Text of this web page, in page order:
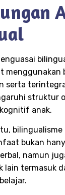
menggunakan
serta
struktur
anak.
bilingualisme
bukan
namun
lain termasuk